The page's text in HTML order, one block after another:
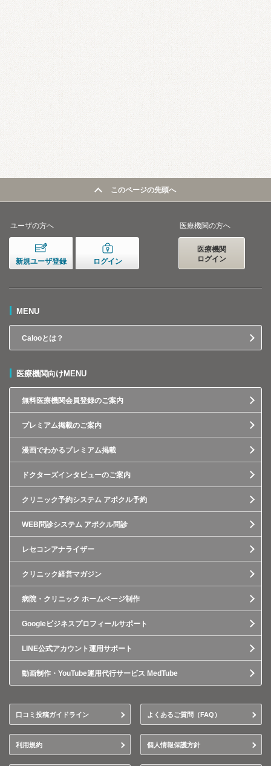
このページの先頭へ
ユーザの方へ
新規ユーザ登録 ログイン
医療機関の方へ
医療機関
ログイン
MENU
Calooとは？
医療機関向けMENU
無料医療機関会員登録のご案内
プレミアム掲載のご案内
漫画でわかるプレミアム掲載
ドクターズインタビューのご案内
クリニック予約システム アポクル予約
WEB問診システム アポクル問診
レセコンアナライザー
クリニック経営マガジン
病院・クリニック ホームページ制作
Googleビジネスプロフィールサポート
LINE公式アカウント運用サポート
動画制作・YouTube運用代行サービス MedTube
口コミ投稿ガイドライン よくあるご質問（FAQ）
利用規約 個人情報保護方針